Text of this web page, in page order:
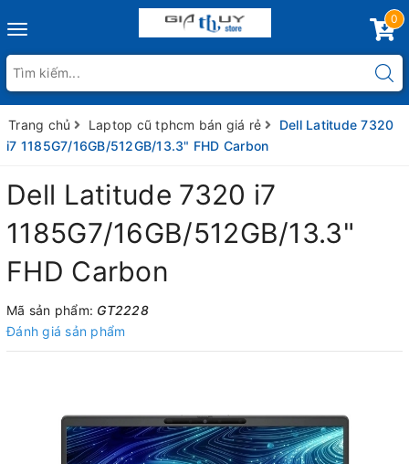
Toggle
0
Trang chủ Laptop cũ tphcm bán giá rẻ
Dell Latitude 7320
i7 1185G7/16GB/512GB/13.3" FHD Carbon
Dell Latitude 7320 i7
1185G7/16GB/512GB/13.3"
FHD Carbon
Mã sản phẩm: GT2228
Đánh giá sản phẩm